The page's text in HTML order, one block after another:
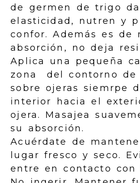
de germen de trigo
elasticidad, nutren y
confor. Además es de
absorción, no deja
Aplica una pequeña
zona del contorno de
sobre ojeras siemrpe
interior hacia el
ojera. Masajea
su absorción.
Acuérdate de
lugar fresco y seco.
entre en contacto con